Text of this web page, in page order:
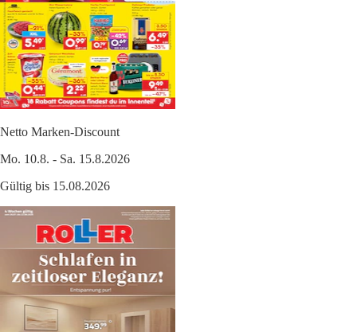
Netto Marken-Discount
Mo. 10.8. - Sa. 15.8.2026
Gültig bis 15.08.2026